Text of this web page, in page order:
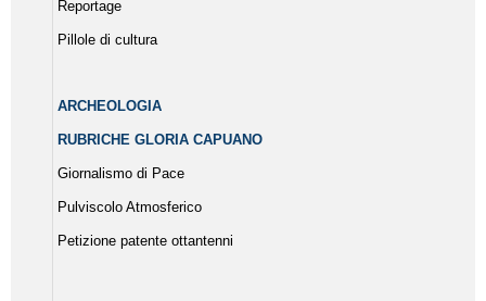
Reportage
Pillole di cultura
ARCHEOLOGIA
RUBRICHE GLORIA CAPUANO
Giornalismo di Pace
Pulviscolo Atmosferico
Petizione patente ottantenni